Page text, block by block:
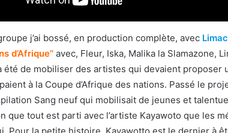
j’ai bossé, en production complète, avec
d’Afrique’’ avec, Fleur, Iska, Malika la Slamazone,
été de mobiliser des artistes qui devaient proposer
à la Coupe d’Afrique des nations. Passé le
Sang neuf qui mobilisait de jeunes et
que tout est parti avec l’artiste Kayawoto que les